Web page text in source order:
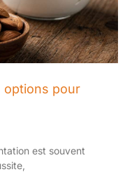
options pour
est souvent